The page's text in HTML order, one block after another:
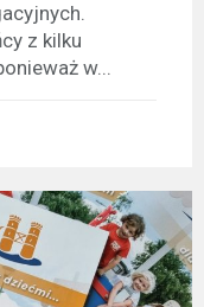
z kilku
w...